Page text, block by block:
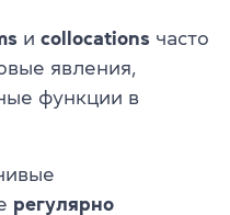
и collocations часто
явления,
функции в
регулярно